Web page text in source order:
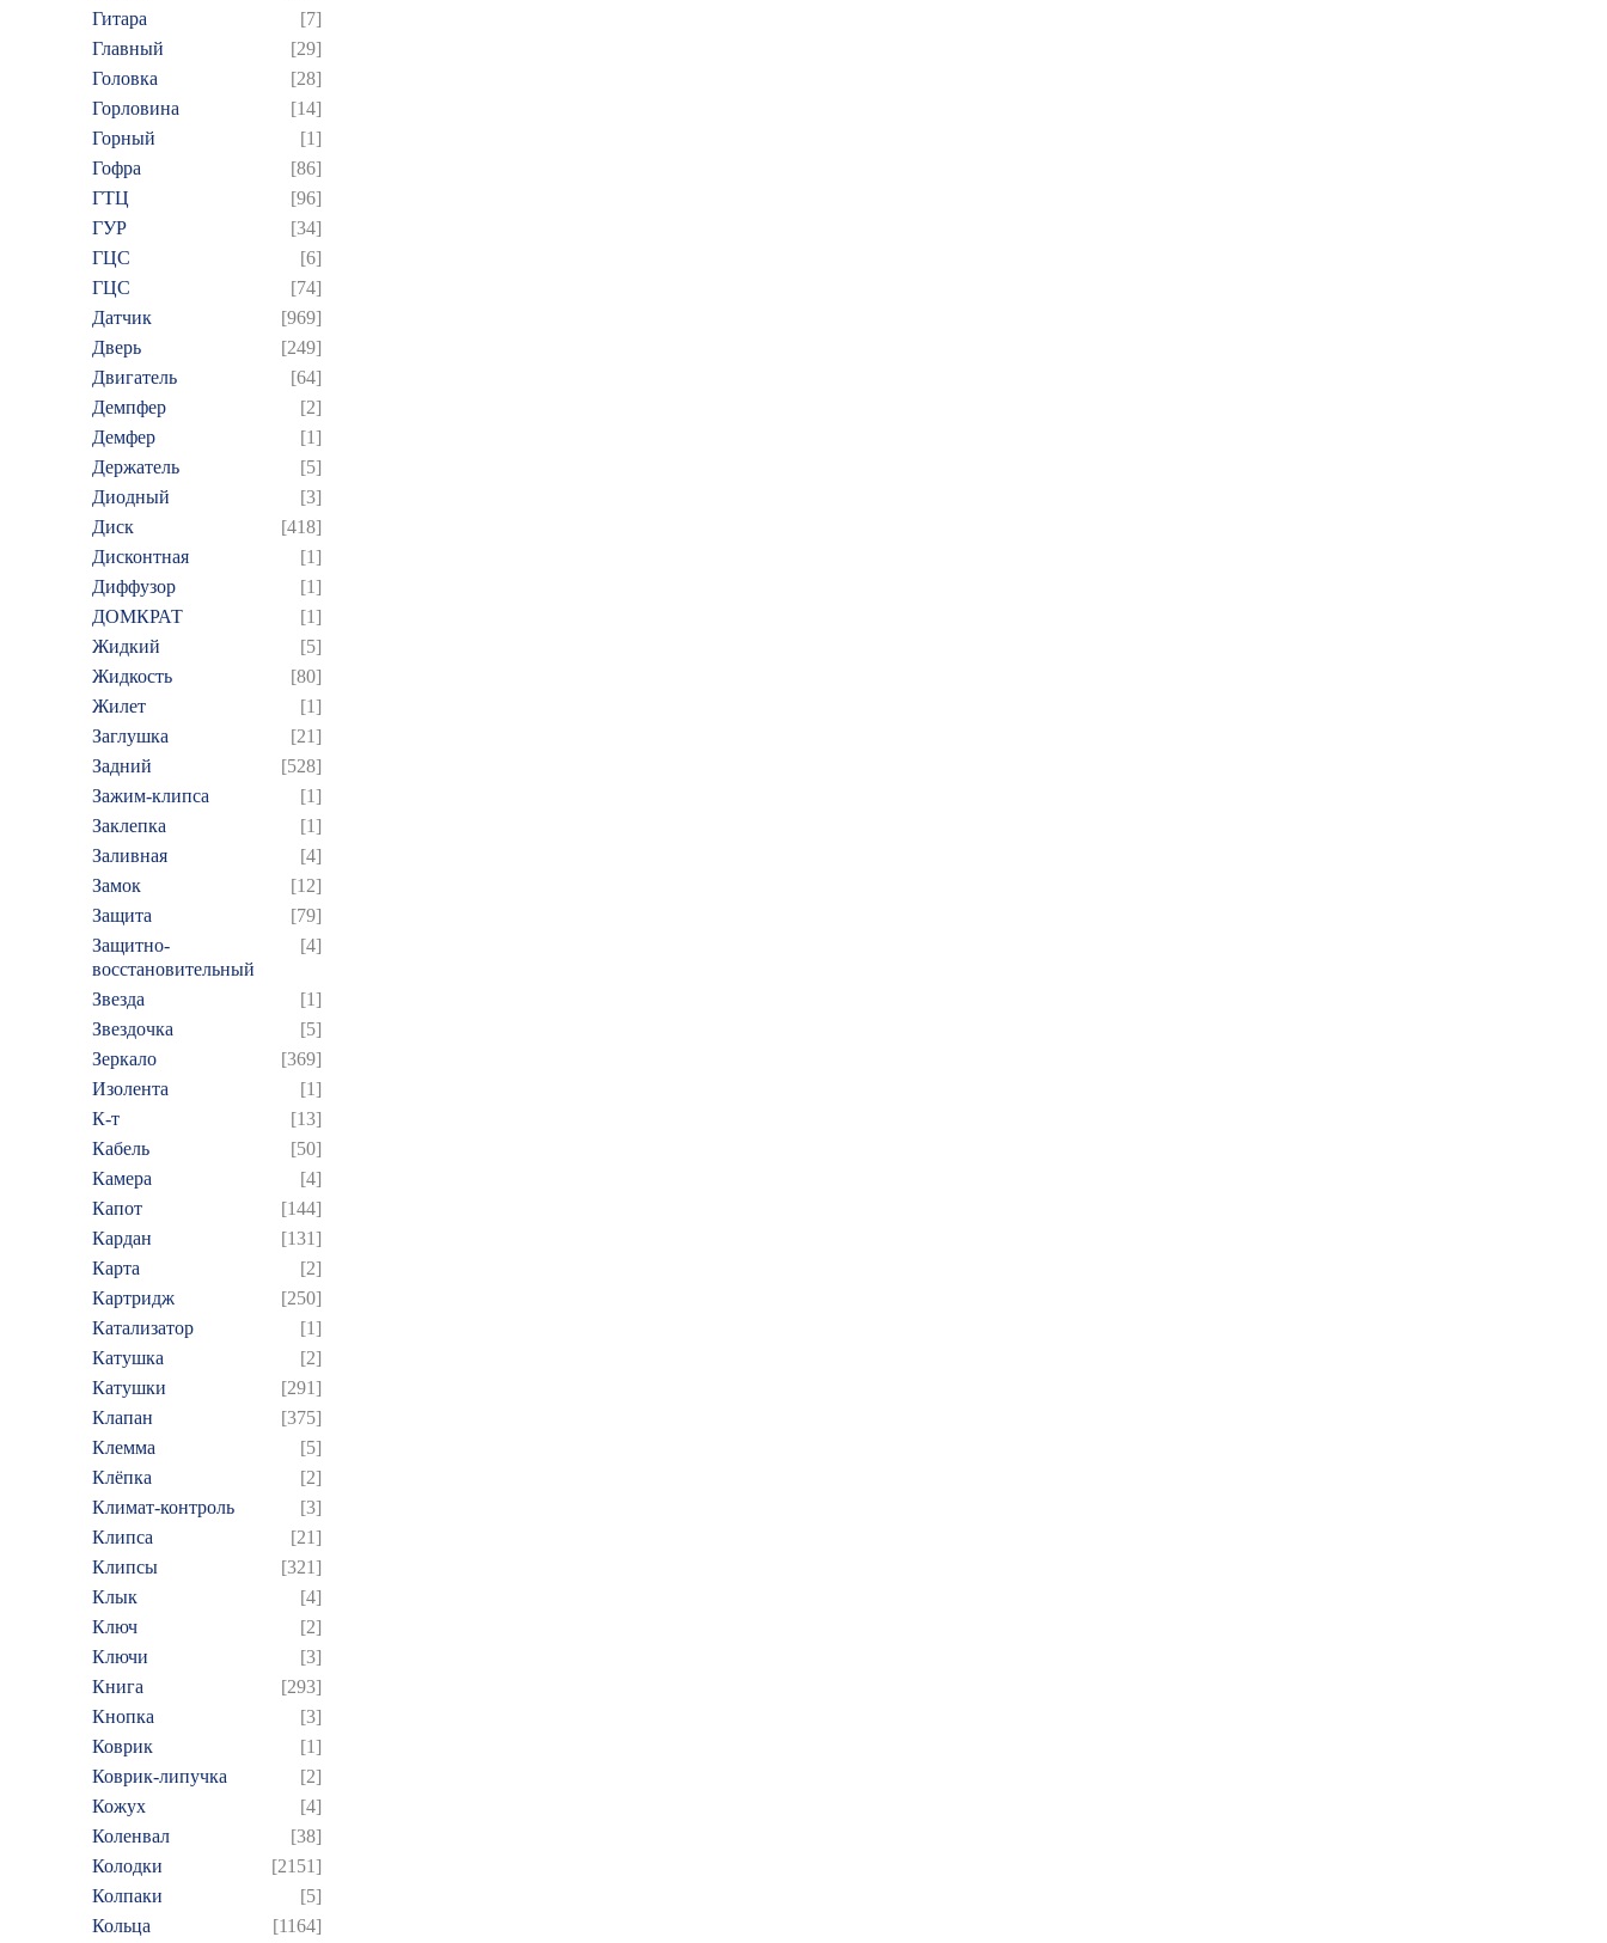
Гитара
[7]
Главный
[29]
Головка
[28]
Горловина
[14]
Горный
[1]
Гофра
[86]
ГТЦ
[96]
ГУР
[34]
ГЦC
[6]
ГЦС
[74]
Датчик
[969]
Дверь
[249]
Двигатель
[64]
Демпфер
[2]
Демфер
[1]
Держатель
[5]
Диодный
[3]
Диск
[418]
Дисконтная
[1]
Диффузор
[1]
ДОМКРАТ
[1]
Жидкий
[5]
Жидкость
[80]
Жилет
[1]
Заглушка
[21]
Задний
[528]
Зажим-клипса
[1]
Заклепка
[1]
Заливная
[4]
Замок
[12]
Защита
[79]
Защитно-
восстановительный
[4]
Звезда
[1]
Звездочка
[5]
Зеркало
[369]
Изолента
[1]
К-т
[13]
Кабель
[50]
Камера
[4]
Капот
[144]
Кардан
[131]
Карта
[2]
Картридж
[250]
Катализатор
[1]
Катушка
[2]
Катушки
[291]
Клапан
[375]
Клемма
[5]
Клёпка
[2]
Климат-контроль
[3]
Клипса
[21]
Клипсы
[321]
Клык
[4]
Ключ
[2]
Ключи
[3]
Книга
[293]
Кнопка
[3]
Коврик
[1]
Коврик-липучка
[2]
Кожух
[4]
Коленвал
[38]
Колодки
[2151]
Колпаки
[5]
Кольца
[1164]